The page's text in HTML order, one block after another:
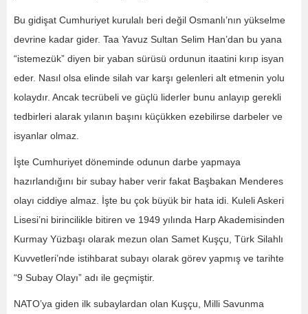
Bu gidişat Cumhuriyet kurulalı beri değil Osmanlı’nın yükselme
devrine kadar gider. Taa Yavuz Sultan Selim Han’dan bu yana
“istemezük” diyen bir yaban sürüsü ordunun itaatini kırıp isyan
eder. Nasıl olsa elinde silah var karşı gelenleri alt etmenin yolu
kolaydır. Ancak tecrübeli ve güçlü liderler bunu anlayıp gerekli
tedbirleri alarak yılanın başını küçükken ezebilirse darbeler ve
isyanlar olmaz.
İşte Cumhuriyet döneminde odunun darbe yapmaya
hazırlandığını bir subay haber verir fakat Başbakan Menderes
olayı ciddiye almaz. İşte bu çok büyük bir hata idi. Kuleli Askeri
Lisesi’ni birincilikle bitiren ve 1949 yılında Harp Akademisinden
Kurmay Yüzbaşı olarak mezun olan Samet Kuşçu, Türk Silahlı
Kuvvetleri’nde istihbarat subayı olarak görev yapmış ve tarihte
“9 Subay Olayı” adı ile geçmiştir.
NATO’ya giden ilk subaylardan olan Kuşçu, Milli Savunma